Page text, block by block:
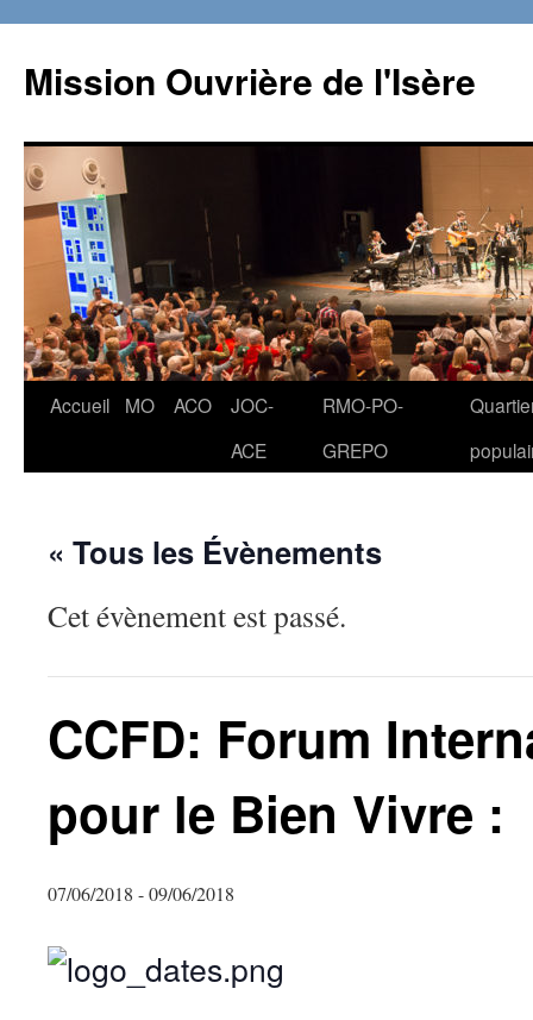
contenu
Mission Ouvrière de l'Isère
Accueil MO ACO
JOC-
ACE
RMO-PO-
GREPO
« Tous les Évènements
Cet évènement est passé.
CCFD: Forum
pour le Bien Vivre :
07/06/2018 -09/06/2018